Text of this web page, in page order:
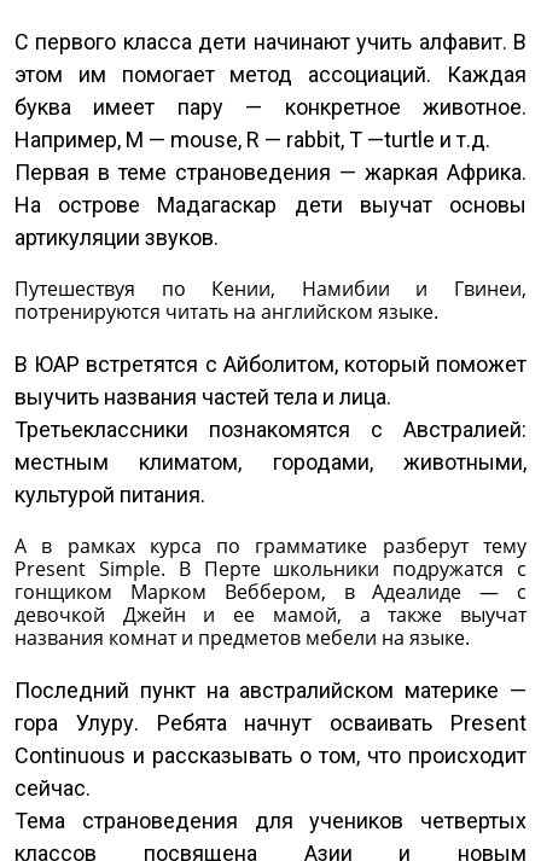
С первого класса дети начинают учить алфавит. В
этом им помогает метод ассоциаций. Каждая
буква имеет пару — конкретное животное.
Например, M — mouse, R — rabbit, T —turtle и т.д.
Первая в теме страноведения — жаркая Африка.
На острове Мадагаскар дети выучат основы
артикуляции звуков.
Путешествуя по Кении, Намибии и Гвинеи,
потренируются читать на английском языке.
В ЮАР встретятся с Айболитом, который поможет
выучить названия частей тела и лица.
Третьеклассники познакомятся с Австралией:
местным климатом, городами, животными,
культурой питания.
А в рамках курса по грамматике разберут тему
Present Simple. В Перте школьники подружатся с
гонщиком Марком Веббером, в Адеалиде — с
девочкой Джейн и ее мамой, а также выучат
названия комнат и предметов мебели на языке.
Последний пункт на австралийском материке —
гора Улуру. Ребята начнут осваивать Present
Continuous и рассказывать о том, что происходит
сейчас.
Тема страноведения для учеников четвертых
классов посвящена Азии и новым